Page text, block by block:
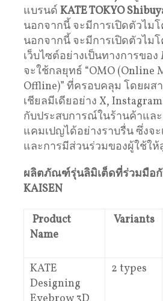
แบรนด์ KATE TOKYO
นอกจากนี้ จะมีการเปิดตัวไม
นอกจากนี้ จะมีการเปิดตัวไม
เว็บไซต์อย่างเป็นทางการของ
จะใช้กลยุทธ์ “OMO (Online
Offline)” ที่ครอบคลุม โดยผ
เชียลมีเดียอย่าง X,
กับประสบการณ์ในร้านค้าแล
แคมเปญได้อย่างราบรื่น ซึ่งจ
และการมีส่วนร่วมของผู้ใช้ให้
ผลิตภัณฑ์รุ่นลิมิเต็ดที่ร่วมมือกับ
KAISEN
Product
Name
Variants
KATE
Designing
2 types